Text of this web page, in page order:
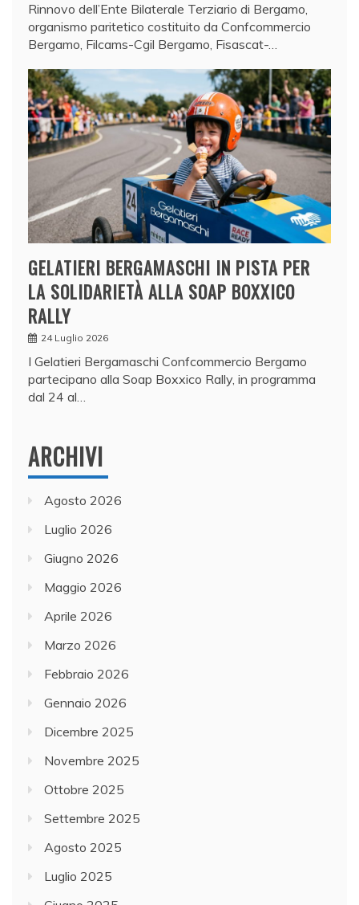
Rinnovo dell’Ente Bilaterale Terziario di Bergamo,
organismo paritetico costituito da Confcommercio
Bergamo, Filcams-Cgil Bergamo, Fisascat-…
GELATIERI BERGAMASCHI IN PISTA PER
LA SOLIDARIETÀ ALLA SOAP BOXXICO
RALLY
24 Luglio 2026
I Gelatieri Bergamaschi Confcommercio Bergamo
partecipano alla Soap Boxxico Rally, in programma
dal 24 al…
ARCHIVI
Agosto 2026
Luglio 2026
Giugno 2026
Maggio 2026
Aprile 2026
Marzo 2026
Febbraio 2026
Gennaio 2026
Dicembre 2025
Novembre 2025
Ottobre 2025
Settembre 2025
Agosto 2025
Luglio 2025